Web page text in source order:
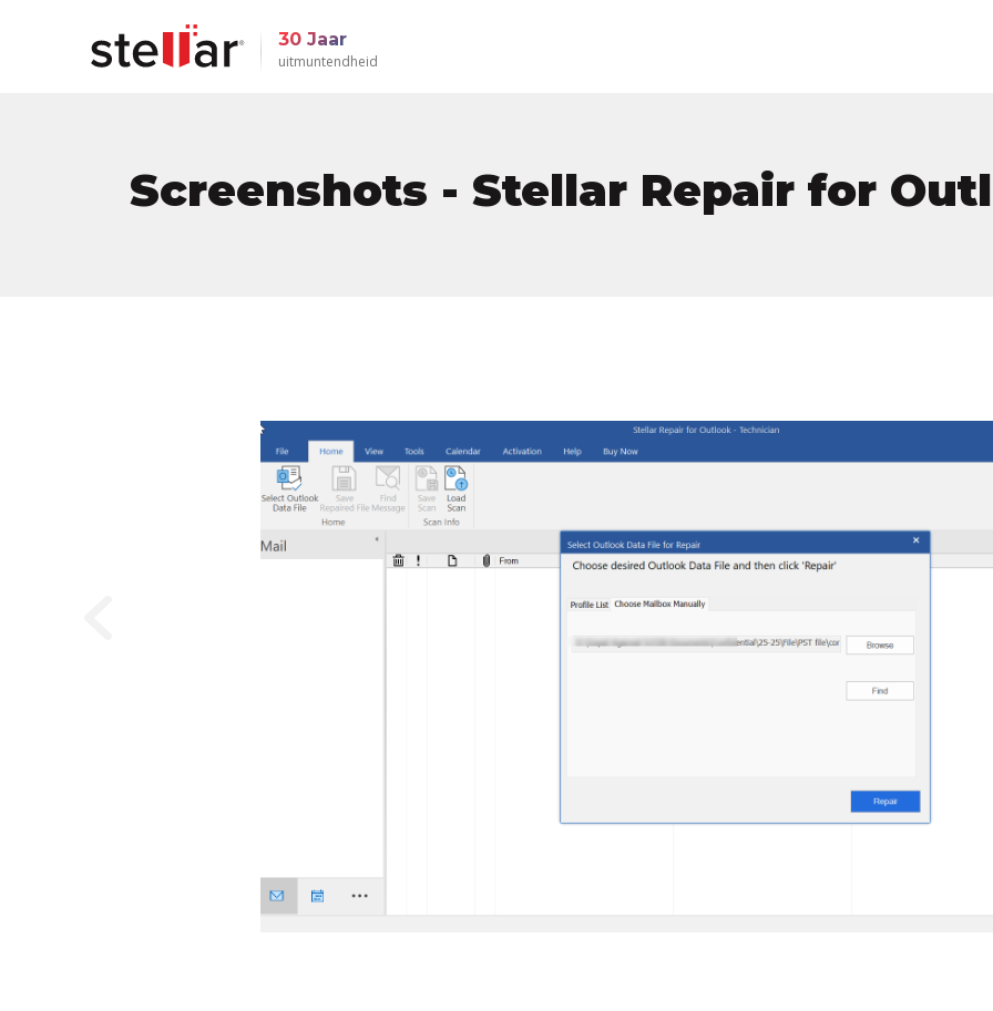
30 Jaar
uitmuntendheid
Screenshots - Stellar Repair for